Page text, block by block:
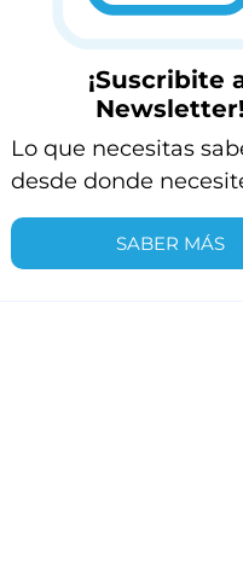
¡Suscribite
Lo que necesitas
desde donde
SABER MÁS